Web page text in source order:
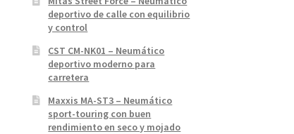
deportivo de calle con equilibrio
y control
CST CM-NK01 – Neumático
deportivo moderno para
carretera
Maxxis MA-ST3 – Neumático
sport-touring con buen
rendimiento en seco y mojado